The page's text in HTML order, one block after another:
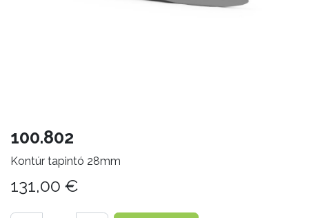
100.802
Kontúr tapintó 28mm
131,00 €